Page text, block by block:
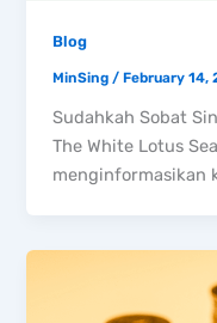
Blog
MinSing/February 14,
Sudahkah Sobat
The White Lotus
menginformasikan